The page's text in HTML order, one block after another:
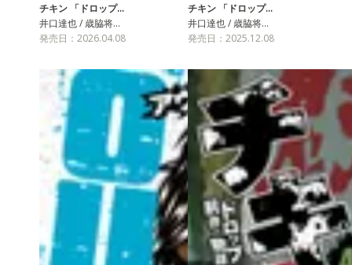
チキン 「ドロップ…
井口達也 / 歳脇将…
発売日：2026.04.08
チキン 「ドロップ…
井口達也 / 歳脇将…
発売日：2025.12.08